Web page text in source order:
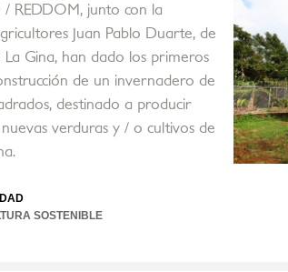
/ REDDOM, junto con la
Juan Pablo Duarte, de
La Gina, han dado los primeros
de un invernadero de
destinado a producir
verduras y / o cultivos de
SOSTENIBLE